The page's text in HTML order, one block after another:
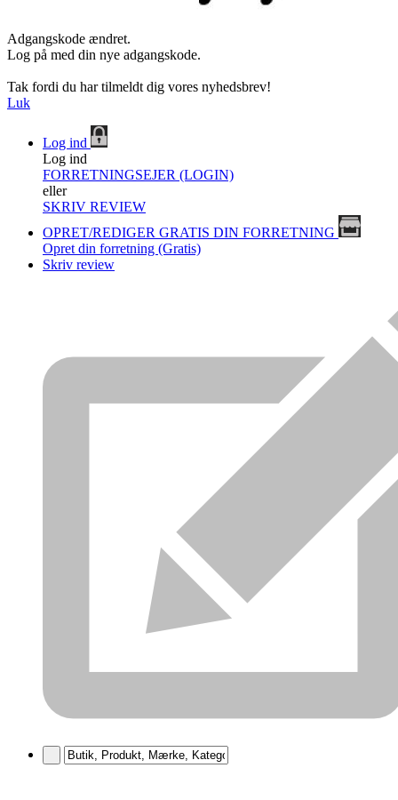
Adgangskode ændret.
Log på med din nye adgangskode.
Tak fordi du har tilmeldt dig vores nyhedsbrev!
Luk
Log ind
Log ind
FORRETNINGSEJER (LOGIN)
eller
SKRIV REVIEW
OPRET/REDIGER GRATIS DIN FORRETNING
Opret din forretning (Gratis)
Skriv review